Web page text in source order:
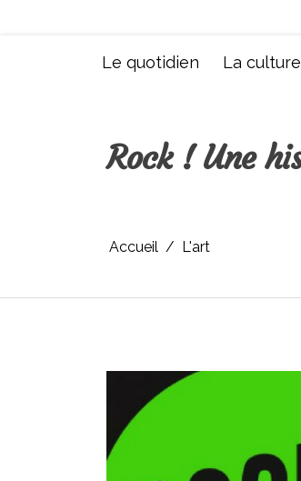
Le quotidien La culture
Rock ! Une
Accueil L'art